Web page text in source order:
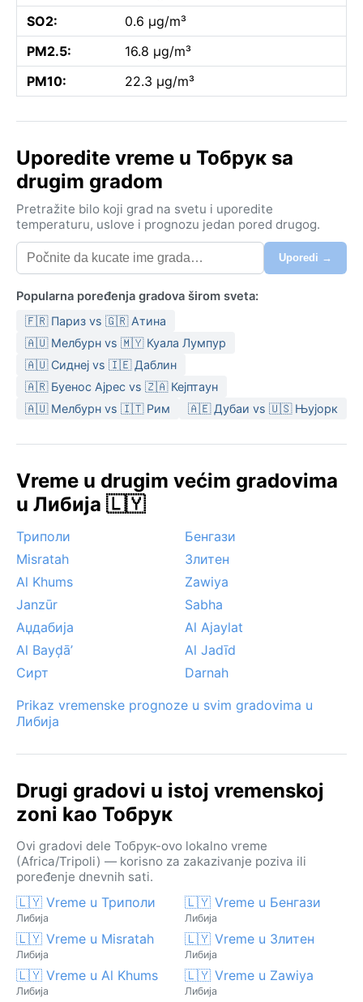
SO2:
0.6 µg/m³
PM2.5:
16.8 µg/m³
PM10:
22.3 µg/m³
Uporedite vreme u Тобрук sa
drugim gradom
Pretražite bilo koji grad na svetu i uporedite
temperaturu, uslove i prognozu jedan pored drugog.
Uporedi →
Popularna poređenja gradova širom sveta:
🇫🇷 Париз vs 🇬🇷 Атина
🇦🇺 Мелбурн vs 🇲🇾 Куала Лумпур
🇦🇺 Сиднеј vs 🇮🇪 Даблин
🇦🇷 Буенос Ајрес vs 🇿🇦 Кејптаун
🇦🇺 Мелбурн vs 🇮🇹 Рим
🇦🇪 Дубаи vs 🇺🇸 Њујорк
Vreme u drugim većim gradovima
u Либија 🇱🇾
Триполи
Бенгази
Misratah
Злитен
Al Khums
Zawiya
Janzūr
Sabha
Аџдабија
Al Ajaylat
Al Bayḑā’
Al Jadīd
Сирт
Darnah
Prikaz vremenske prognoze u svim gradovima u
Либија
Drugi gradovi u istoj vremenskoj
zoni kao Тобрук
Ovi gradovi dele Тобрук-ovo lokalno vreme
(Africa/Tripoli) — korisno za zakazivanje poziva ili
poređenje dnevnih sati.
🇱🇾 Vreme u Триполи
Либија
🇱🇾 Vreme u Бенгази
Либија
🇱🇾 Vreme u Misratah
Либија
🇱🇾 Vreme u Злитен
Либија
🇱🇾 Vreme u Al Khums
Либија
🇱🇾 Vreme u Zawiya
Либија